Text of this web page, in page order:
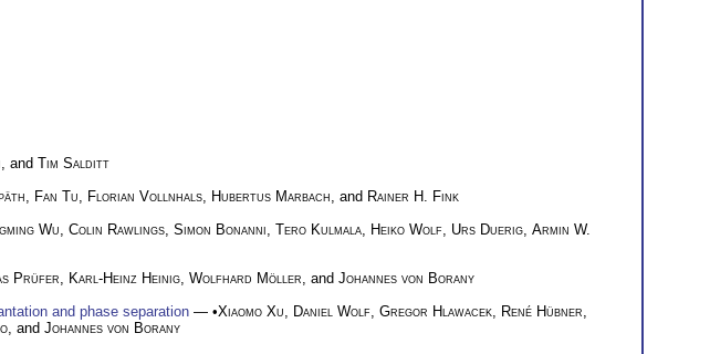
, and Tim Salditt
Fan Tu Florian Vollnhals Hubertus Marbach , and Rainer H. Fink
Wu Colin Rawlings Simon Bonanni Tero Kulmala Heiko Wolf Urs Duerig Armin W.
Prüfer Karl-Heinz Heinig Wolfhard Möller , and Johannes von Borany
and phase separation — •Xiaomo Xu Daniel Wolf Gregor Hlawacek René Hübner
, and Johannes von Borany